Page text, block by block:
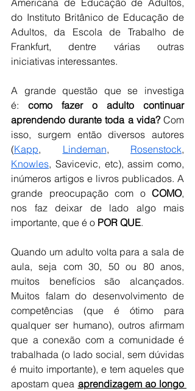
Americana de Educação de Adultos,
do Instituto Britânico de Educação de
Adultos, da Escola de Trabalho de
Frankfurt, dentre várias outras
iniciativas interessantes.
A grande questão que se investiga
é: como fazer o adulto continuar
aprendendo durante toda a vida? Com
isso, surgem então diversos autores
(Kapp, Lindeman, Rosenstock
Knowles, Savicevic, etc), assim como,
inúmeros artigos e livros publicados. A
grande preocupação com o COMO,
nos faz deixar de lado algo mais
importante, que é o POR QUE.
Quando um adulto volta para a sala de
aula, seja com 30, 50 ou 80 anos,
muitos benefícios são alcançados.
Muitos falam do desenvolvimento de
competências (que é ótimo para
qualquer ser humano), outros afirmam
que a conexão com a comunidade é
trabalhada (o lado social, sem dúvidas
é muito importante), e tem aqueles que
apostam quea aprendizagem ao longo